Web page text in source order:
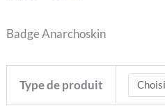
Badge Anarchoskin
Type de produit